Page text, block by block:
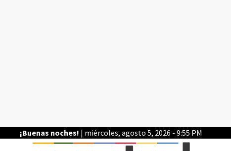
¡Buenas noches! | miércoles, agosto 5, 2026 - 9:55 PM